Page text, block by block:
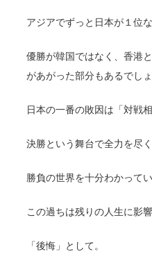
アジアでずっと日本が１位
優勝が韓国ではなく、香港
があがった部分もあるでしょ
日本の一番の敗因は「対戦
決勝という舞台で全力を尽
勝負の世界を十分わかって
この過ちは残りの人生に影
「後悔」として。